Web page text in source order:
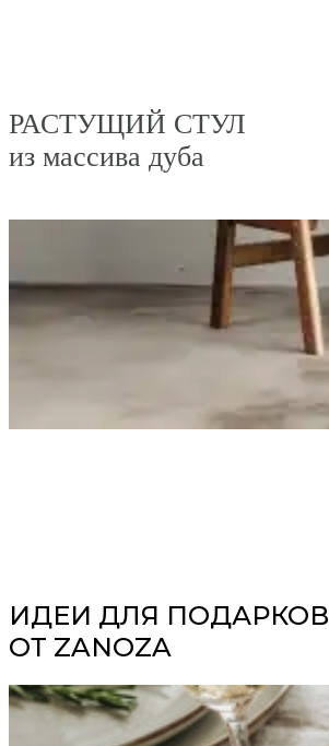
РАСТУЩИЙ СТУЛ
из массива дуба
ИДЕИ ДЛЯ ПОДАРКОВ
ОТ ZANOZA